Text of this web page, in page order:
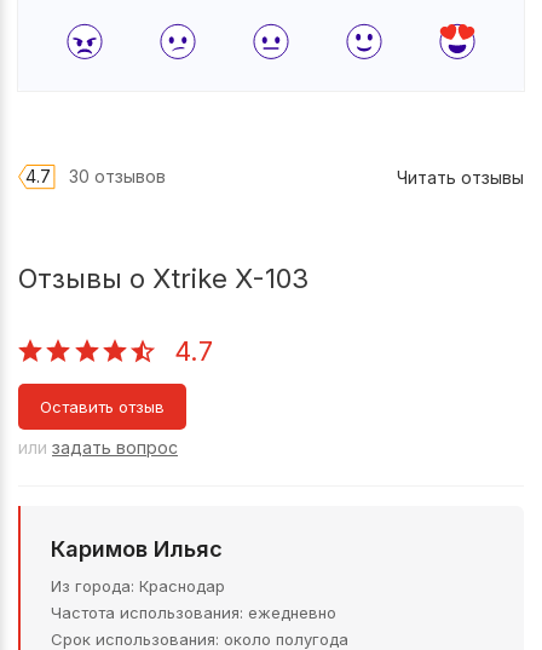
4.7 30 отзывов Читать отзывы
Отзывы о Xtrike X-103
4.7
Оставить отзыв
или задать вопрос
Каримов Ильяс
Из города Краснодар
Частота использования ежедневно
Срок использования около полугода